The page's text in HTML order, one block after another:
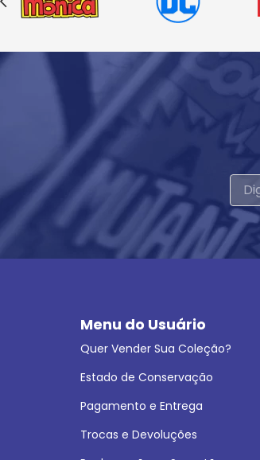
Menu do Usuário
Quer Vender Sua Coleção?
Estado de Conservação
Pagamento e Entrega
Trocas e Devoluções